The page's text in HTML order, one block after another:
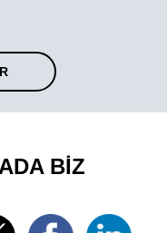
BİZ